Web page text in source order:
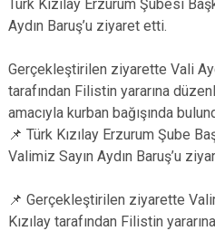
Türk Kızılay Erzurum Şubesi
Aydın Baruş’u ziyaret etti.
Gerçekleştirilen ziyarette Vali
tarafından Filistin yararına
amacıyla kurban bağışında
📌 Türk Kızılay Erzurum Şube
Valimiz Sayın Aydın Baruş’u
📌 Gerçekleştirilen ziyarette
Kızılay tarafından Filistin